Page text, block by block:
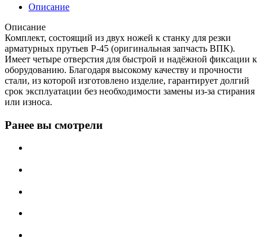
Описание
Описание
Комплект, состоящий из двух ножей к станку для резки
арматурных прутьев Р-45 (оригинальная запчасть ВПК).
Имеет четыре отверстия для быстрой и надёжной фиксации к
оборудованию. Благодаря высокому качеству и прочности
стали, из которой изготовлено изделие, гарантирует долгий
срок эксплуатации без необходимости замены из-за стирания
или износа.
Ранее вы смотрели